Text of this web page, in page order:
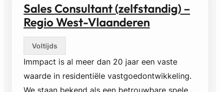
Sales Consultant (zelfstandig) –
Regio West-Vlaanderen
Voltijds
Immpact is al meer dan 20 jaar een vaste
waarde in residentiële vastgoedontwikkeling.
We staan bekend als een betrouwbare speler